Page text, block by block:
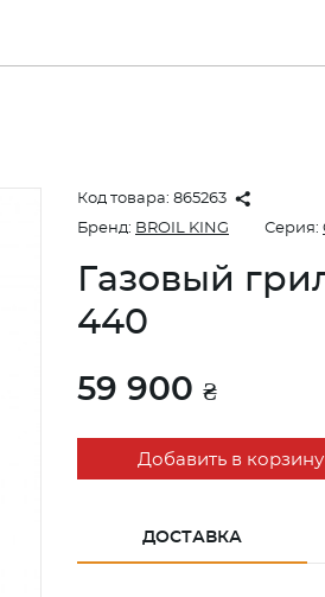
Код товара: 865263
Бренд: BROIL KING Серия:
Газовый
440
59 900 ₴
Добавить в корзину
ДОСТАВКА